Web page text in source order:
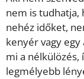
nem is tudhatja,
nehéz időket,
kenyér vagy
mi a nélkülözés,
legmélyebb